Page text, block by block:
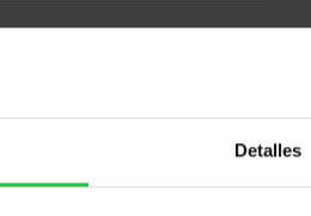
Detalles